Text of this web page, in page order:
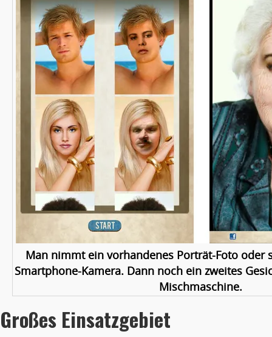
Man nimmt ein vorhandenes Porträt-Foto oder
Smartphone-Kamera. Dann noch ein zweites
Mischmaschine.
Großes Einsatzgebiet